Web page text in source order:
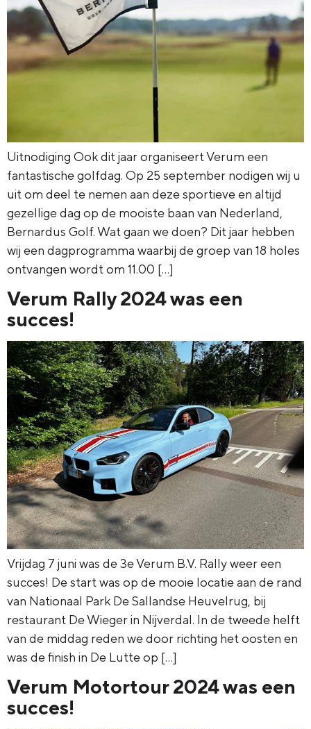
Uitnodiging Ook dit jaar organiseert Verum een
fantastische golfdag. Op 25 september nodigen wij u
uit om deel te nemen aan deze sportieve en altijd
gezellige dag op de mooiste baan van Nederland,
Bernardus Golf. Wat gaan we doen? Dit jaar hebben
wij een dagprogramma waarbij de groep van 18 holes
ontvangen wordt om 11.00 […]
Verum Rally 2024 was een
succes!
Vrijdag 7 juni was de 3e Verum B.V. Rally weer een
succes! De start was op de mooie locatie aan de rand
van Nationaal Park De Sallandse Heuvelrug, bij
restaurant De Wieger in Nijverdal. In de tweede helft
van de middag reden we door richting het oosten en
was de finish in De Lutte op […]
Verum Motortour 2024 was een
succes!